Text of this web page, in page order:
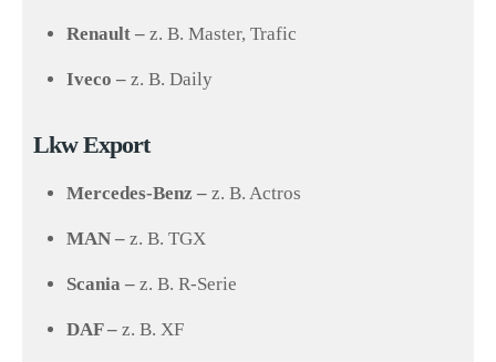
Renault – z. B. Master, Trafic
Iveco – z. B. Daily
Lkw Export
Mercedes-Benz – z. B. Actros
MAN – z. B. TGX
Scania – z. B. R-Serie
DAF – z. B. XF